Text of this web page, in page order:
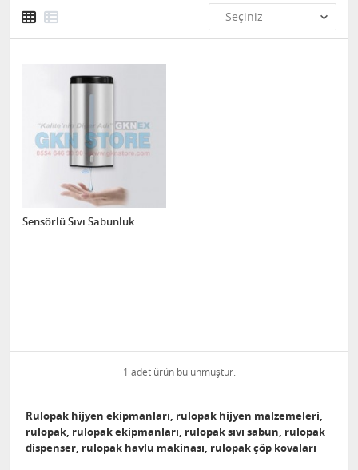
Sensörlü Sıvı Sabunluk
1 adet ürün bulunmuştur.
Rulopak hijyen ekipmanları, rulopak hijyen malzemeleri,
rulopak, rulopak ekipmanları, rulopak sıvı sabun, rulopak
dispenser, rulopak havlu makinası, rulopak çöp kovaları